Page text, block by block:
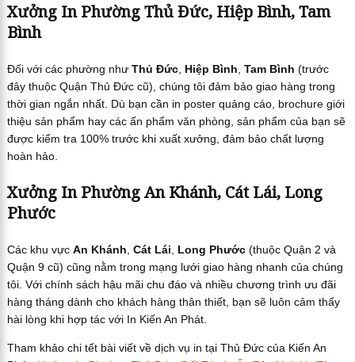
Xưởng In Phường Thủ Đức, Hiệp Bình, Tam
Bình
Đối với các phường như Thủ Đức, Hiệp Bình Tam Bình (trước
đây thuộc Quận Thủ Đức cũ), chúng tôi đảm bảo giao hàng trong
thời gian ngắn nhất. Dù bạn cần in poster quảng cáo, brochure giới
thiệu sản phẩm hay các ấn phẩm văn phòng, sản phẩm của bạn sẽ
được kiểm tra 100% trước khi xuất xưởng, đảm bảo chất lượng
hoàn hảo.
Xưởng In Phường An Khánh, Cát Lái, Long
Phước
Các khu vực An Khánh Cát Lái Long Phước(thuộc Quận 2 và
Quận 9 cũ) cũng nằm trong mạng lưới giao hàng nhanh của chúng
tôi. Với chính sách hậu mãi chu đáo và nhiều chương trình ưu đãi
hàng tháng dành cho khách hàng thân thiết, bạn sẽ luôn cảm thấy
hài lòng khi hợp tác với In Kiến An Phát.
Tham khảo chi tết bài viết về dịch vụ in tại Thủ Đức của Kiến An